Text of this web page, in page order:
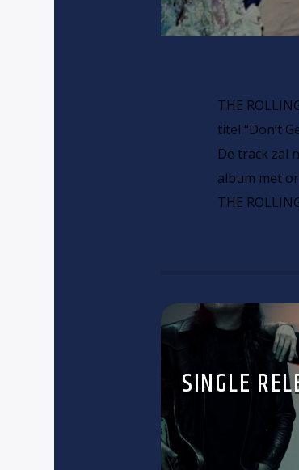
THE
titel “Don’t
De track zal
album met
THE
SINGLE